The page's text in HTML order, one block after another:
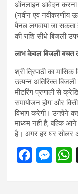
ऑनलाइन आवेदन करना
(नवीन एवं नवीकरणीय
पैनल लगवाया जा सकता
की राशि सीधे बिजली
लाभ केवल बिजली बचत
श्री त्रिपाठी का
उत्पन्न अतिरिक्त
मीटरिंग प्रणाली से
समायोजन होगा और
विभाग करेगी। उन्होंने
माध्यम नहीं है, बल्कि आने
है। अगर हर घर सोलर
F
ce
M
se